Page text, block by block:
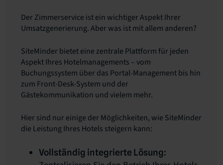
Der Zimmerservice ist ein wichtiger Aspekt Ihrer
Umsatzgenerierung. Aber was ist mit allem anderen?
SiteMinder bietet eine zentrale Plattform für jeden
Aspekt Ihres Hotelmanagements – vom
Buchungssystem über das Portal-Management bis hin
zum Front-Desk-System und der
Gästekommunikation und vielem mehr.
Hier sind nur einige der Möglichkeiten, wie SiteMinder
die Leistung Ihres Hotels steigern kann:
Vollständig integrierte Lösung: